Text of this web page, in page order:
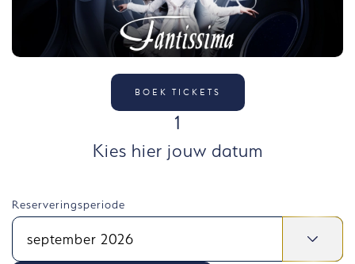
BOEK TICKETS
1
Kies hier jouw datum
Reserveringsperiode
september 2026